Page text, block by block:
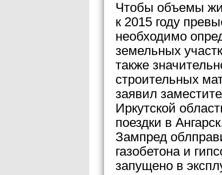
Чтобы объемы
к 2015 году
необходимо
земельных
также
строительных
заявил
Иркутской
поездки в
Зампред
газобетона и
запущено в